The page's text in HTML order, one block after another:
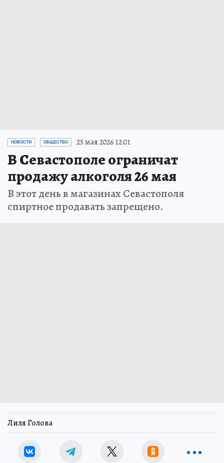
НОВОСТИ ОБЩЕСТВО 25 мая 2026 12:01
В Севастополе ограничат
продажу алкоголя 26 мая
В этот день в магазинах Севастополя
спиртное продавать запрещено.
Лиля Голова